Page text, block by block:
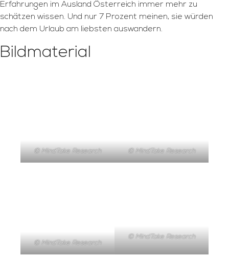
Erfahrungen im Ausland Österreich immer mehr zu
schätzen wissen. Und nur 7 Prozent meinen, sie würden
nach dem Urlaub am liebsten auswandern.
Bildmaterial
© MindTake Research © MindTake Research
© MindTake Research
© MindTake Research